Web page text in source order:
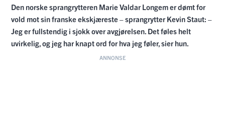
Den norske sprangrytteren Marie Valdar Longem er dømt for
vold mot sin franske ekskjæreste – sprangrytter Kevin Staut: –
Jeg er fullstendig i sjokk over avgjørelsen. Det føles helt
uvirkelig, og jeg har knapt ord for hva jeg føler, sier hun.